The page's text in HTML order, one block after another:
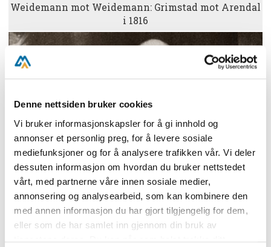
Denne nettsiden bruker cookies
Vi bruker informasjonskapsler for å gi innhold og
annonser et personlig preg, for å levere sosiale
mediefunksjoner og for å analysere trafikken vår. Vi deler
dessuten informasjon om hvordan du bruker nettstedet
vårt, med partnerne våre innen sosiale medier,
annonsering og analysearbeid, som kan kombinere den
med annen informasjon du har gjort tilgjengelig for dem,
eller som de har samlet inn gjennom din bruk av
Weidemann mot Weidemann: Grimstad mot Arendal
i 1816
Bøndenes seier